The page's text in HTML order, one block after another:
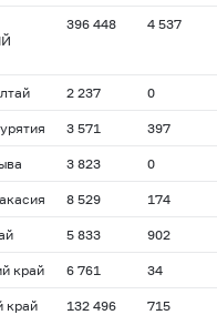
396 448 4 537
2 237 0
3 571 397
3 823 0
8 529 174
5 833 902
край 6 761 34
край 132 496 715